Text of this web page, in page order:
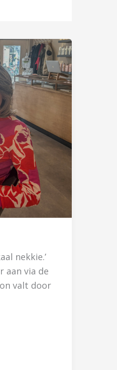
nekkie.’
aan via de
valt door